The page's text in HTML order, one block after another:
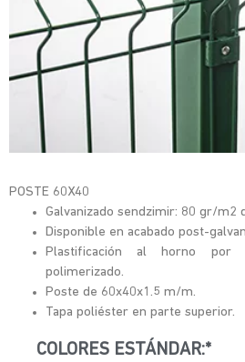
POSTE 60X40
Galvanizado sendzimir: 80 gr/m2
Disponible en acabado post-
Plastificación al horno por
polimerizado.
Poste de 60x40x1.5 m/m.
Tapa poliéster en parte superior.
COLORES ESTÁNDAR:*